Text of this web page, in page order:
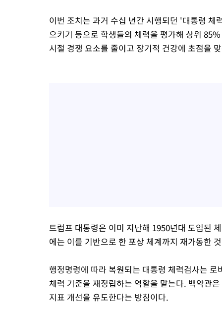
이번 조치는 과거 수십 년간 시행되던 '대통령
으키기 등으로 학생들의 체력을 평가해 상위
시절 경쟁 요소를 줄이고 장기적 건강에 초점을
트럼프 대통령은 이미 지난해 1950년대 도입된
에는 이를 기반으로 한 포상 체계까지 재가동한
행정명령에 따라 복원되는 대통령 체력검사는
체력 기준을 재정립하는 역할을 맡는다. 백악관
지표 개선을 유도한다는 방침이다.